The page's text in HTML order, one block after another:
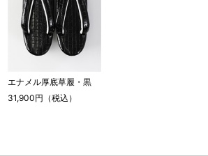
エナメル厚底草履・黒
31,900円（税込）